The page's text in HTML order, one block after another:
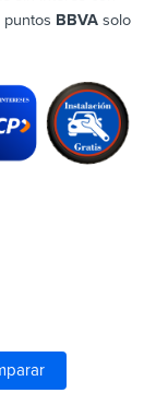
puntos BBVA solo